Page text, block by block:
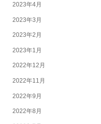
2023年4月
2023年3月
2023年2月
2023年1月
2022年12月
2022年11月
2022年9月
2022年8月